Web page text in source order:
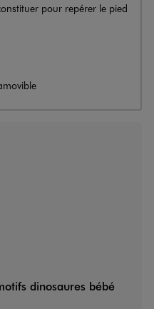
pour repérer le pied
dinosaures bébé